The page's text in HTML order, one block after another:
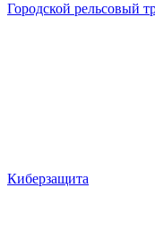
Городской рельсовый
Киберзащита